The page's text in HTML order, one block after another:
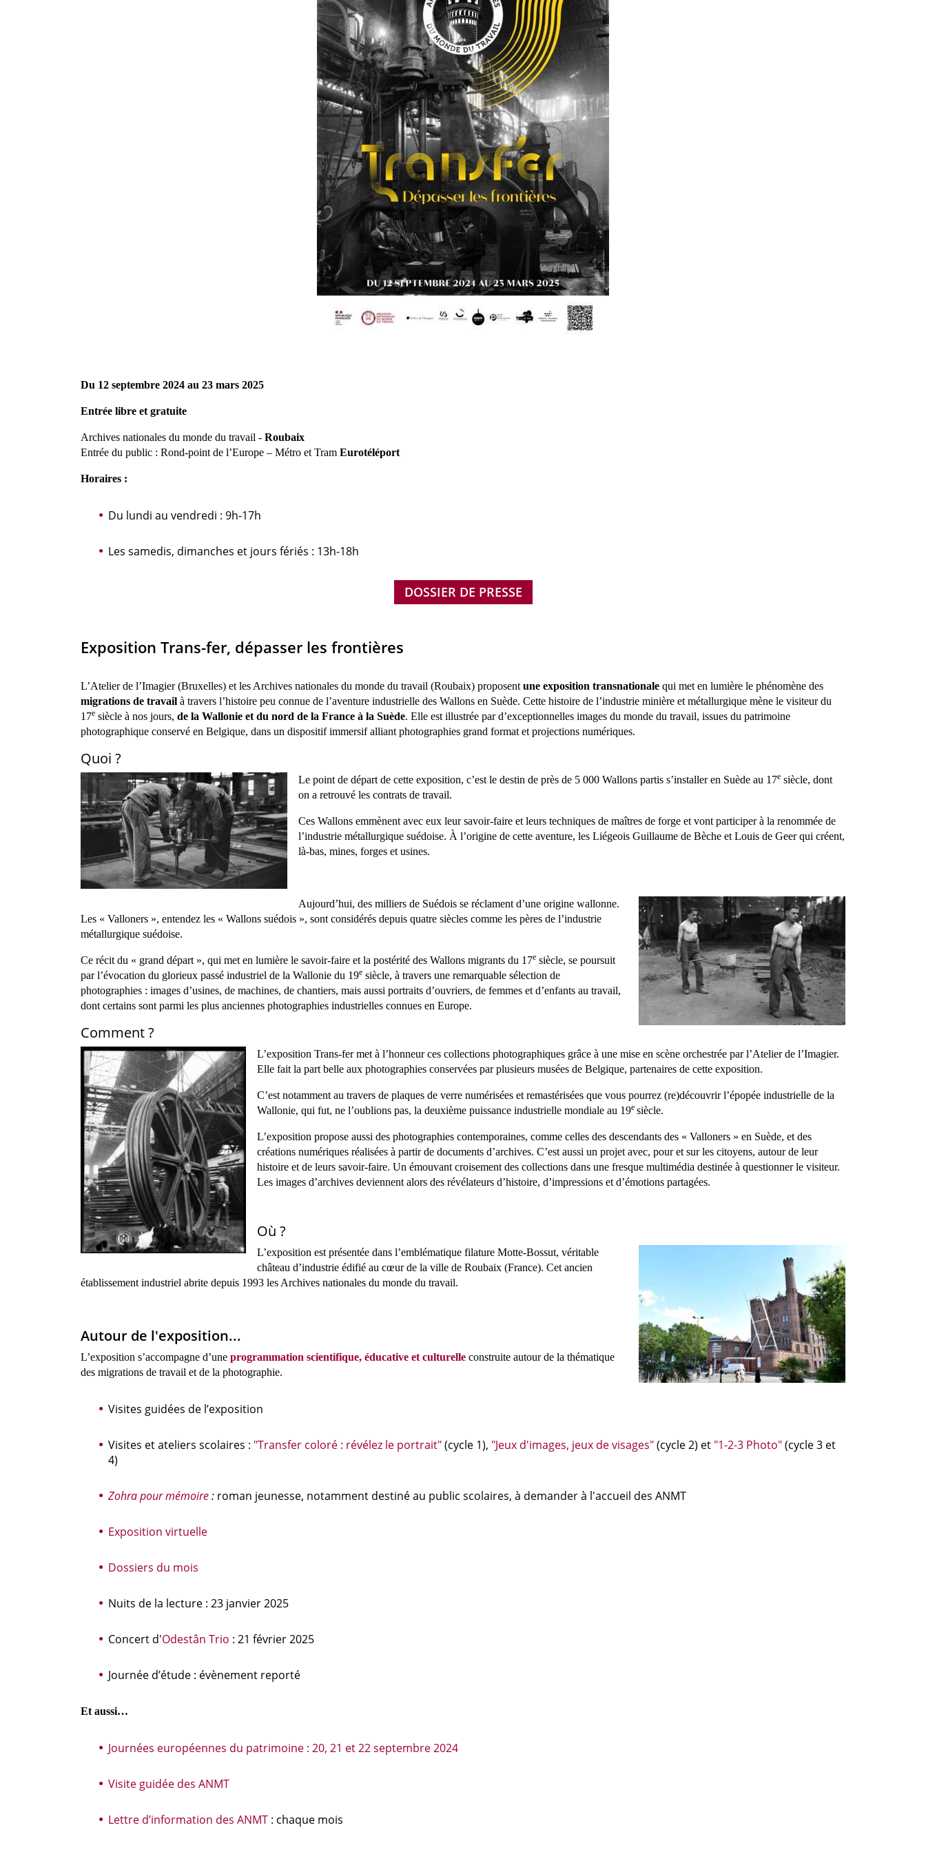
Du 12 septembre 2024 au 23 mars 2025
Entrée libre et gratuite
Archives nationales du monde du travail - Roubaix
Entrée du public : Rond-point de l’Europe – Métro et Tram Eurotéléport
Horaires :
Du lundi au vendredi : 9h-17h
Les samedis, dimanches et jours fériés : 13h-18h
DOSSIER DE PRESSE
Exposition Trans-fer, dépasser les frontières
L’Atelier de l’Imagier (Bruxelles) et les Archives nationales du monde du travail (Roubaix) proposent une exposition transnationale qui met en lumière le phénomène des
migrations de travail à travers l’histoire peu connue de l’aventure industrielle des Wallons en Suède. Cette histoire de l’industrie minière et métallurgique mène le visiteur du
17e siècle à nos jours, de la Wallonie et du nord de la France à la Suède. Elle est illustrée par d’exceptionnelles images du monde du travail, issues du patrimoine
photographique conservé en Belgique, dans un dispositif immersif alliant photographies grand format et projections numériques.
Quoi ?
Le point de départ de cette exposition, c’est le destin de près de 5 000 Wallons partis s’installer en Suède au 17e siècle, dont
on a retrouvé les contrats de travail.
Ces Wallons emmènent avec eux leur savoir-faire et leurs techniques de maîtres de forge et vont participer à la renommée de
l’industrie métallurgique suédoise. À l’origine de cette aventure, les Liégeois Guillaume de Bèche et Louis de Geer qui créent,
là-bas, mines, forges et usines.
Aujourd’hui, des milliers de Suédois se réclament d’une origine wallonne.
Les « Valloners », entendez les « Wallons suédois », sont considérés depuis quatre siècles comme les pères de l’industrie
métallurgique suédoise.
Ce récit du « grand départ », qui met en lumière le savoir-faire et la postérité des Wallons migrants du 17e siècle, se poursuit
par l’évocation du glorieux passé industriel de la Wallonie du 19e siècle, à travers une remarquable sélection de
photographies : images d’usines, de machines, de chantiers, mais aussi portraits d’ouvriers, de femmes et d’enfants au travail,
dont certains sont parmi les plus anciennes photographies industrielles connues en Europe.
Comment ?
L’exposition Trans-fer met à l’honneur ces collections photographiques grâce à une mise en scène orchestrée par l’Atelier de l’Imagier.
Elle fait la part belle aux photographies conservées par plusieurs musées de Belgique, partenaires de cette exposition.
C’est notamment au travers de plaques de verre numérisées et remastérisées que vous pourrez (re)découvrir l’épopée industrielle de la
Wallonie, qui fut, ne l’oublions pas, la deuxième puissance industrielle mondiale au 19e siècle.
L’exposition propose aussi des photographies contemporaines, comme celles des descendants des « Valloners » en Suède, et des
créations numériques réalisées à partir de documents d’archives. C’est aussi un projet avec, pour et sur les citoyens, autour de leur
histoire et de leurs savoir-faire. Un émouvant croisement des collections dans une fresque multimédia destinée à questionner le visiteur.
Les images d’archives deviennent alors des révélateurs d’histoire, d’impressions et d’émotions partagées.
Où ?
L’exposition est présentée dans l’emblématique filature Motte-Bossut, véritable
château d’industrie édifié au cœur de la ville de Roubaix (France). Cet ancien
établissement industriel abrite depuis 1993 les Archives nationales du monde du travail.
Autour de l'exposition...
L’exposition s’accompagne d’une programmation scientifique, éducative et culturelle construite autour de la thématique
des migrations de travail et de la photographie.
Visites guidées de l’exposition
Visites et ateliers scolaires : "Transfer coloré : révélez le portrait"(cycle 1), "Jeux d'images, jeux de visages"(cycle 2) et "1-2-3 Photo"(cycle 3 et
4)
Zohra pour mémoire: roman jeunesse, notamment destiné au public scolaires, à demander à l'accueil des ANMT
Exposition virtuelle
Dossiers du mois
Nuits de la lecture : 23 janvier 2025
Concert d'Odestân Trio : 21 février 2025
Journée d’étude : évènement reporté
Et aussi…
Journées européennes du patrimoine : 20, 21 et 22 septembre 2024
Visite guidée des ANMT
Lettre d’information des ANMT : chaque mois